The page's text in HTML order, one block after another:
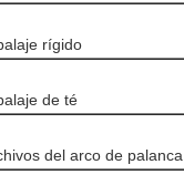
rígido
de té
del arco de palanca